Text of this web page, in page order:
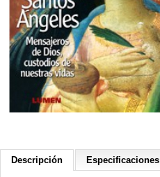
Descripción Especificaciones